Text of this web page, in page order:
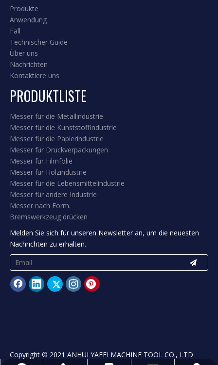
3. Spezielle
Formschneidmesser für den
Verpackungsfolienfilm.
Egal, ob Sie filmen, geschnitten,
zurückspulen, abgeschnitten oder
perfoilieren, yafei fertigt und liefert und
liefert das richtige Schneidklingen für Ihre
Film- &
Folienkonvertierungsanwendungen. Einige
befinden sich in gerader, kreisförmiger,